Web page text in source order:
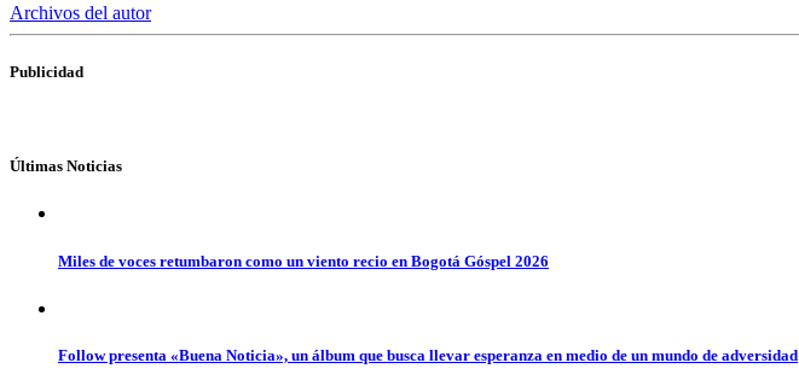
Archivos del autor
Publicidad
Últimas Noticias
Miles de voces retumbaron como un viento recio en Bogotá Góspel 2026
Follow presenta «Buena Noticia», un álbum que busca llevar esperanza en medio de un mundo de adversidad